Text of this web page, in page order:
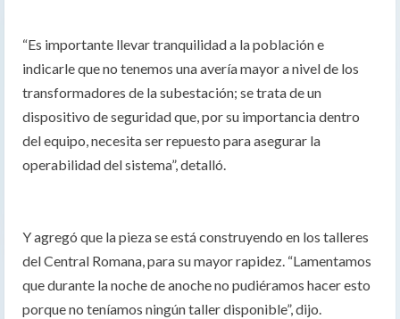
“Es importante llevar tranquilidad a la población e
indicarle que no tenemos una avería mayor a nivel de los
transformadores de la subestación; se trata de un
dispositivo de seguridad que, por su importancia dentro
del equipo, necesita ser repuesto para asegurar la
operabilidad del sistema”, detalló.
Y agregó que la pieza se está construyendo en los talleres
del Central Romana, para su mayor rapidez. “Lamentamos
que durante la noche de anoche no pudiéramos hacer esto
porque no teníamos ningún taller disponible”, dijo.